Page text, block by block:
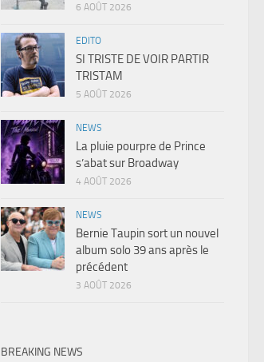
6 AOÛT 2026
EDITO
SI TRISTE DE VOIR PARTIR
TRISTAM
5 AOÛT 2026
NEWS
La pluie pourpre de Prince
s’abat sur Broadway
4 AOÛT 2026
NEWS
Bernie Taupin sort un nouvel
album solo 39 ans après le
précédent
3 AOÛT 2026
BREAKING NEWS